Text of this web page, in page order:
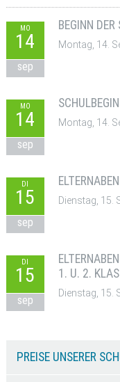
MO
14
sep
BEGINN
Montag, 14.
MO
14
sep
Montag, 14.
DI
15
sep
Dienstag, 15.
DI
15
sep
1. U. 2.
Dienstag, 15.
PREISE UNSERER